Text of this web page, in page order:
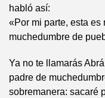
habló así:
«Por mi parte, esta
muchedumbre de
Ya no te llamarás
padre de
sobremanera: sacaré